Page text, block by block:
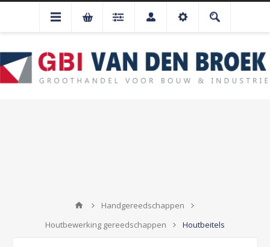
Handgereedschappen
Houtbewerking gereedschappen
Houtbeitels